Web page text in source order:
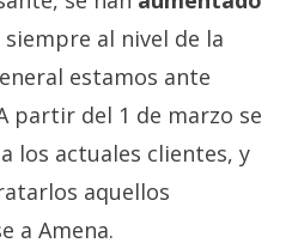
siempre al nivel de la
estamos ante
partir del 1 de marzo se
los actuales clientes, y
aquellos
a Amena.